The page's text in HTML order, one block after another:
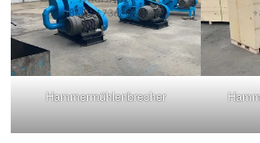
Hammermühlenbrecher